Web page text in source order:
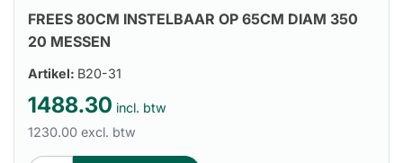
FREES 80CM INSTELBAAR OP 65CM DIAM 350
20 MESSEN
Artikel: B20-31
1488.30 incl. btw
1230.00 excl. btw